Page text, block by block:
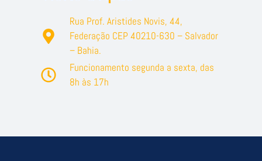
Rua Prof. Aristides Novis, 44,
Federação CEP 40210-630 – Salvador
– Bahia.
Funcionamento segunda a sexta, das
8h às 17h